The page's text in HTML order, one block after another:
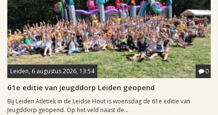
Leiden, 6 augustus 2026, 13:54 0
61e editie van Jeugddorp Leiden geopend
Bij Leiden Atletiek in de Leidse Hout is woensdag de 61e editie van
Jeugddorp geopend. Op het veld naast de...